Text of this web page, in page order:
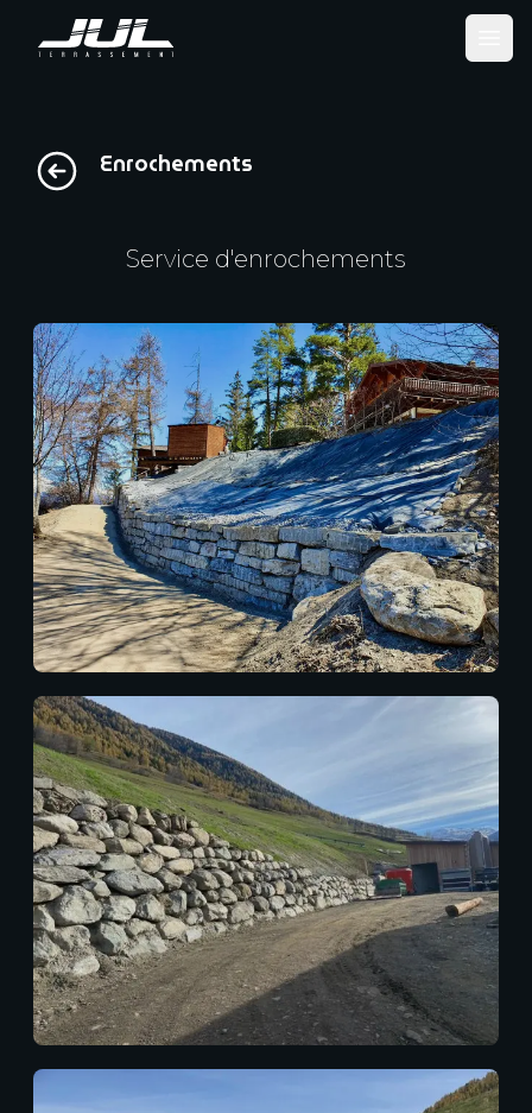
Enrochements
Service d'enrochements